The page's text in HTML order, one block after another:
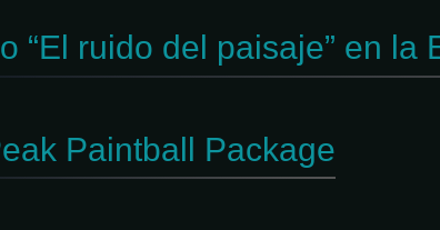
“El ruido del paisaje” en la
Paintball Package